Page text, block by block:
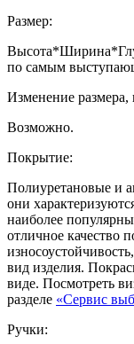
Размер:
по самым
Изменение
Возможно.
Покрытие:
Полиуретановые и
они
наиболее
отличное качество
вид изделия.
виде. Посмотреть
разделе «Сервис
Ручки: